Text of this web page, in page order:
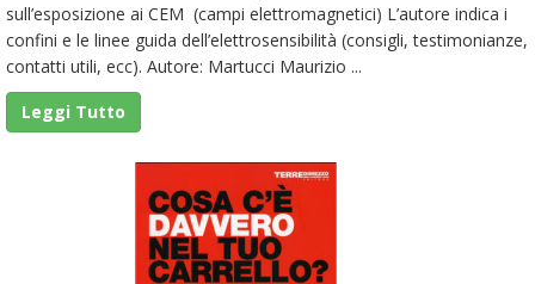
sull’esposizione ai CEM (campi elettromagnetici) L’autore indica i
confini e le linee guida dell’elettrosensibilità (consigli, testimonianze,
contatti utili, ecc). Autore: Martucci Maurizio ...
Leggi Tutto